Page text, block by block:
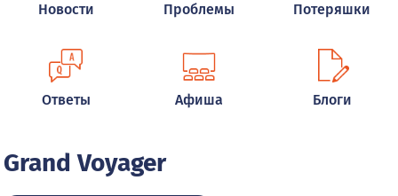
Новости Проблемы Потеряшки
Ответы Афиша Блоги
Grand Voyager